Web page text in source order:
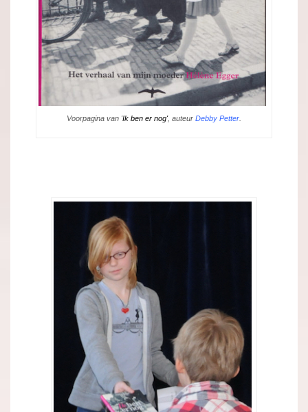
Voorpagina van 'Ik ben er nog', auteur Debby Petter.